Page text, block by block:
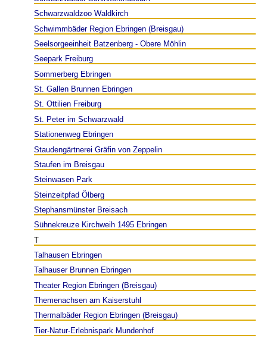
Schwarzwaldzoo Waldkirch
Schwimmbäder Region Ebringen (Breisgau)
Seelsorgeeinheit Batzenberg - Obere Möhlin
Seepark Freiburg
Sommerberg Ebringen
St. Gallen Brunnen Ebringen
St. Ottilien Freiburg
St. Peter im Schwarzwald
Stationenweg Ebringen
Staudengärtnerei Gräfin von Zeppelin
Staufen im Breisgau
Steinwasen Park
Steinzeitpfad Ölberg
Stephansmünster Breisach
Sühnekreuze Kirchweih 1495 Ebringen
T
Talhausen Ebringen
Talhauser Brunnen Ebringen
Theater Region Ebringen (Breisgau)
Themenachsen am Kaiserstuhl
Thermalbäder Region Ebringen (Breisgau)
Tier-Natur-Erlebnispark Mundenhof